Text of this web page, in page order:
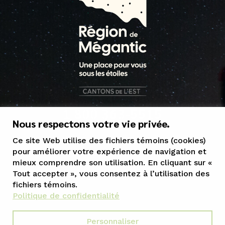
1 800 363-5515
tourisme@mrcgranit.qc.ca
Nous respectons votre vie privée.
Ce site Web utilise des fichiers témoins (cookies)
pour améliorer votre expérience de navigation et
mieux comprendre son utilisation. En cliquant sur «
Tout accepter », vous consentez à l’utilisation des
fichiers témoins.
Politique de confidentialité
Personnaliser